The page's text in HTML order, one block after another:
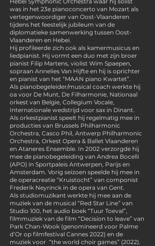
was in het 23e pianoconcerto van Mozart als
vertegenwoordiger van Oost-Vlaanderen
tijdens het feestelijk jubileum van de
diplomatieke samenwerking tussen Oost-
Vlaanderen en Hebei.
Hij profileerde zich ook als kamermusicus en
liedpianist. Hij vormt een duo met zijn broer
pianist Filip Martens, violist Wim Spaepen,
sopraan Annelies Van Hijfte en hij is oprichter
en pianist van het “MAAN piano Kwartet”.
Als pianobegeleider/musical coach werkte hij
oa voor De Munt, De Filharmonie, Nationaal
orkest van Belgie, Collegium Vocale,
Internationale wedstrijd voor sax in Dinant.
Als orkestpianist speelt hij regelmatig mee in
producties van Brussels Philharmonic
Orchestra, Casco Phil, Antwerp Philharmonic
Orchestra, Orkest Opera & Ballet Vlaanderen
en Ataneres Ensemble. In 2002 verzorgde hij
mee de pianobegeleiding van Andrea Bocelli
(APO) in Sportpaleis Antwerpen, Parijs en
Amsterdam. Vorig seizoen speelde hij mee in
de operacreatie “Kruistocht” van componist
Frederik Neyrinck in de opera van Gent.
Als studiomuzikant werkte hij mee aan de
muziek van de musical “Red Star Line” van
Studio 100, het audio boek “Tuur Toeval”,
filmmuziek van de film “Decision to leave” van
Park Chan-Wook (genomineerd voor Palme
d’Or op filmfestival Cannes 2022) en de
muziek voor “the world choir games” (2022).